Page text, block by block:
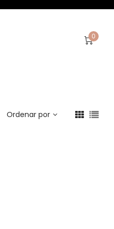
0
Ordenar por